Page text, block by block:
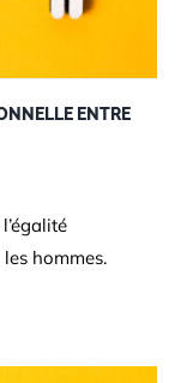
ENTRE
hommes.